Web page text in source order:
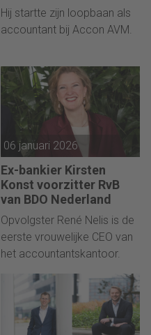
Hij startte zijn loopbaan als
accountant bij Accon AVM.
06 januari 2026
Ex-bankier Kirsten
Konst voorzitter RvB
van BDO Nederland
Opvolgster René Nelis is de
eerste vrouwelijke CEO van
het accountantskantoor.